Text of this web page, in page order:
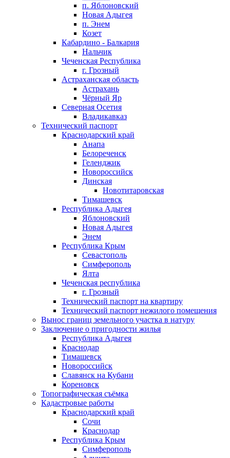
п. Яблоновский
Новая Адыгея
п. Энем
Козет
Кабардино - Балкария
Нальчик
Чеченская Республика
г. Грозный
Астраханская область
Астрахань
Чёрный Яр
Северная Осетия
Владикавказ
Технический паспорт
Краснодарский край
Анапа
Белореченск
Геленджик
Новороссийск
Динская
Новотитаровская
Тимашевск
Республика Адыгея
Яблоновский
Новая Адыгея
Энем
Республика Крым
Севастополь
Симферополь
Ялта
Чеченская республика
г. Грозный
Технический паспорт на квартиру
Технический паспорт нежилого помещения
Вынос границ земельного участка в натуру
Заключение о пригодности жилья
Республика Адыгея
Краснодар
Тимашевск
Новороссийск
Славянск на Кубани
Кореновск
Топографическая съёмка
Кадастровые работы
Краснодарский край
Сочи
Краснодар
Республика Крым
Симферополь